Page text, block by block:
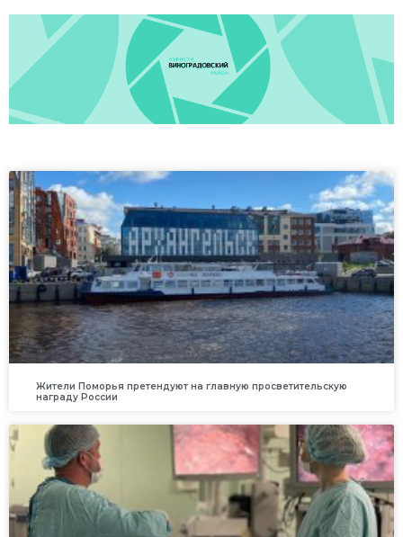
Жители Поморья претендуют на главную просветительскую
награду России